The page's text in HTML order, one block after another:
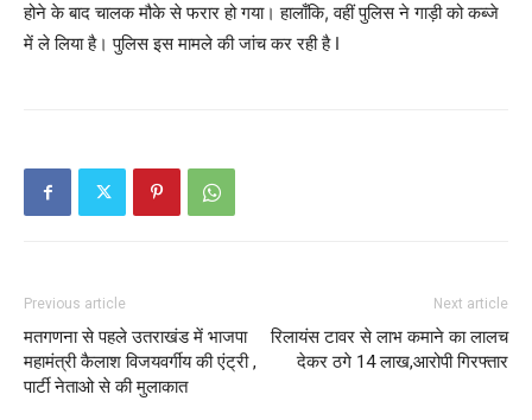
होने के बाद चालक मौके से फरार हो गया। हालाँकि, वहीं पुलिस ने गाड़ी को कब्जे
में ले लिया है। पुलिस इस मामले की जांच कर रही है I
Previous article
मतगणना से पहले उतराखंड में भाजपा
महामंत्री कैलाश विजयवर्गीय की एंट्री ,
पार्टी नेताओ से की मुलाकात
Next article
रिलायंस टावर से लाभ कमाने का लालच
देकर ठगे 14 लाख,आरोपी गिरफ्तार